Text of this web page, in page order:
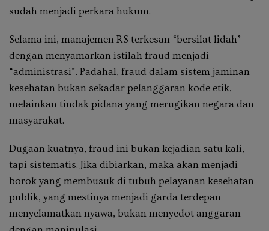
sudah menjadi perkara hukum.
Selama ini, manajemen RS terkesan “bersilat lidah”
dengan menyamarkan istilah fraud menjadi
“administrasi”. Padahal, fraud dalam sistem jaminan
kesehatan bukan sekadar pelanggaran kode etik,
melainkan tindak pidana yang merugikan negara dan
masyarakat.
Dugaan kuatnya, fraud ini bukan kejadian satu kali,
tapi sistematis. Jika dibiarkan, maka akan menjadi
borok yang membusuk di tubuh pelayanan kesehatan
publik, yang mestinya menjadi garda terdepan
menyelamatkan nyawa, bukan menyedot anggaran